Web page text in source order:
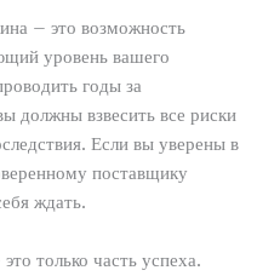
– это возможность
уровень вашего
годы за
должны взвесить все риски
Если вы уверены в
поставщику
ждать.
только часть успеха.